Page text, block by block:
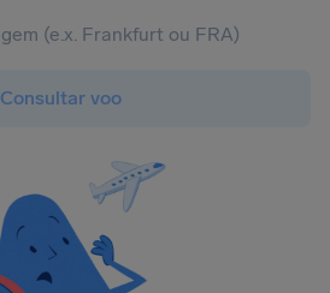
Consultar voo